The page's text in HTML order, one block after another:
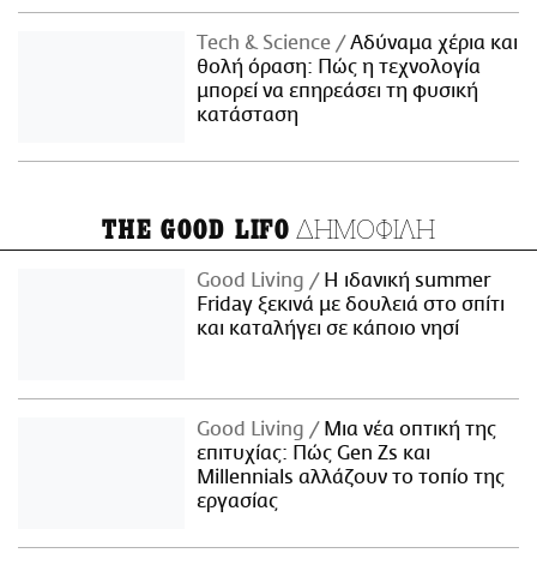
Τech & Science
Αδύναμα χέρια και
θολή όραση: Πώς η τεχνολογία
μπορεί να επηρεάσει τη φυσική
κατάσταση
THE GOOD LIFO ΔΗΜΟΦΙΛΗ
Good Living
Η ιδανική summer
Friday ξεκινά με δουλειά στο σπίτι
και καταλήγει σε κάποιο νησί
Good Living
Μια νέα οπτική της
επιτυχίας: Πώς Gen Zs και
Millennials αλλάζουν το τοπίο της
εργασίας